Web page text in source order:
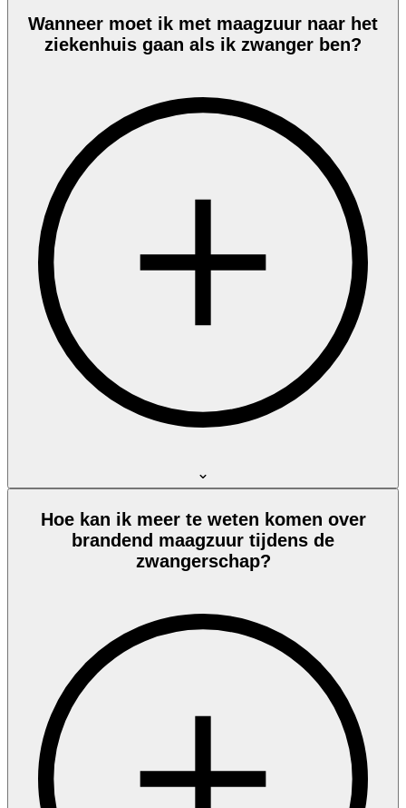
Wanneer moet ik met maagzuur naar het
ziekenhuis gaan als ik zwanger ben?
Hoe kan ik meer te weten komen over
brandend maagzuur tijdens de
zwangerschap?